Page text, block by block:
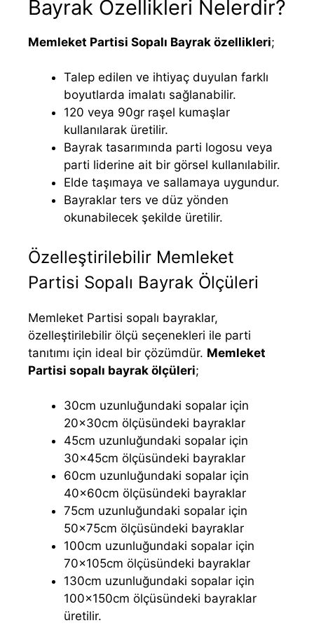
Bayrak Özellikleri Nelerdir?
Memleket Partisi Sopalı Bayrak özellikleri;
Talep edilen ve ihtiyaç duyulan farklı
boyutlarda imalatı sağlanabilir.
120 veya 90gr raşel kumaşlar
kullanılarak üretilir.
Bayrak tasarımında parti logosu veya
parti liderine ait bir görsel kullanılabilir.
Elde taşımaya ve sallamaya uygundur.
Bayraklar ters ve düz yönden
okunabilecek şekilde üretilir.
Özelleştirilebilir Memleket
Partisi Sopalı Bayrak Ölçüleri
Memleket Partisi sopalı bayraklar,
özelleştirilebilir ölçü seçenekleri ile parti
tanıtımı için ideal bir çözümdür. Memleket
Partisi sopalı bayrak ölçüleri;
30cm uzunluğundaki sopalar için
20×30cm ölçüsündeki bayraklar
45cm uzunluğundaki sopalar için
30×45cm ölçüsündeki bayraklar
60cm uzunluğundaki sopalar için
40×60cm ölçüsündeki bayraklar
75cm uzunluğundaki sopalar için
50×75cm ölçüsündeki bayraklar
100cm uzunluğundaki sopalar için
70×105cm ölçüsündeki bayraklar
130cm uzunluğundaki sopalar için
100×150cm ölçüsündeki bayraklar
üretilir.